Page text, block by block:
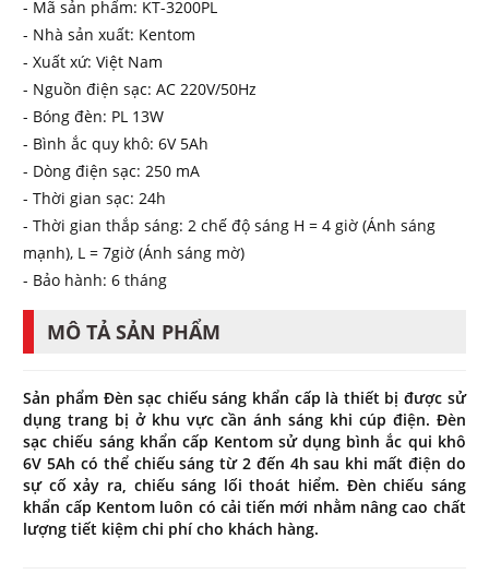
- Mã sản phẩm: KT-3200PL
- Nhà sản xuất: Kentom
- Xuất xứ: Việt Nam
- Nguồn điện sạc: AC 220V/50Hz
- Bóng đèn: PL 13W
- Bình ắc quy khô: 6V 5Ah
- Dòng điện sạc: 250 mA
- Thời gian sạc: 24h
- Thời gian thắp sáng: 2 chế độ sáng H = 4 giờ (Ánh sáng
mạnh), L = 7giờ (Ánh sáng mờ)
- Bảo hành: 6 tháng
MÔ TẢ SẢN PHẨM
Sản phẩm Đèn sạc chiếu sáng khẩn cấp là thiết bị được sử
dụng trang bị ở khu vực cần ánh sáng khi cúp điện. Đèn
sạc chiếu sáng khẩn cấp Kentom sử dụng bình ắc qui khô
6V 5Ah có thể chiếu sáng từ 2 đến 4h sau khi mất điện do
sự cố xảy ra, chiếu sáng lối thoát hiểm. Đèn chiếu sáng
khẩn cấp Kentom luôn có cải tiến mới nhằm nâng cao chất
lượng tiết kiệm chi phí cho khách hàng.